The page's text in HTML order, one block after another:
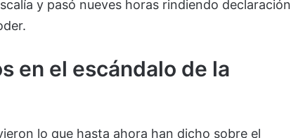
y pasó nueves horas rindiendo declaración
en el escándalo de la
lo que hasta ahora han dicho sobre el